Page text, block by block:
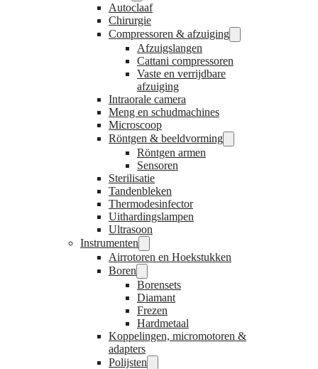
Autoclaaf
Chirurgie
Compressoren & afzuiging
Afzuigslangen
Cattani compressoren
Vaste en verrijdbare
afzuiging
Intraorale camera
Meng en schudmachines
Microscoop
Röntgen & beeldvorming
Röntgen armen
Sensoren
Sterilisatie
Tandenbleken
Thermodesinfector
Uithardingslampen
Ultrasoon
Instrumenten
Airrotoren en Hoekstukken
Boren
Borensets
Diamant
Frezen
Hardmetaal
Koppelingen, micromotoren &
adapters
Polijsten